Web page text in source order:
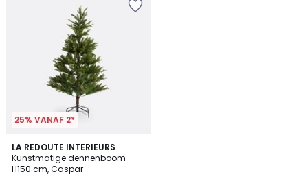
25% VANAF 2*
LA REDOUTE INTERIEURS
Kunstmatige dennenboom
H150 cm, Caspar
5
/
5